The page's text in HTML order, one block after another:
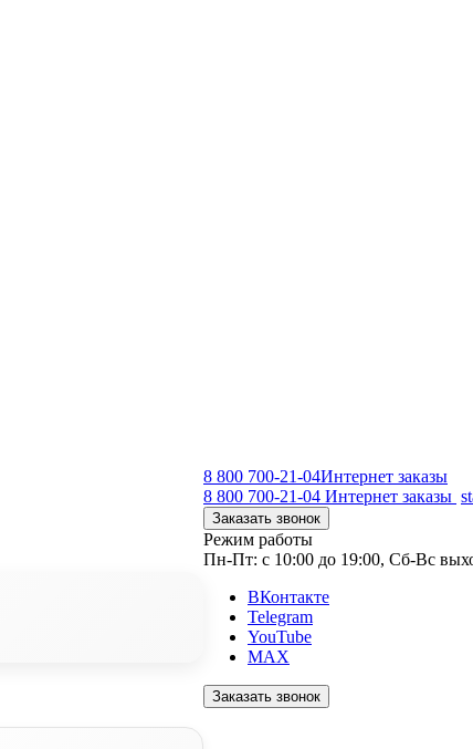
8 800 700-21-04Интернет заказы
8 800 700-21-04 Интернет заказы
Заказать звонок
Режим работы
Пн-Пт: с 10:00 до 19:00, Сб-Вс
ВКонтакте
Telegram
YouTube
MAX
Заказать звонок